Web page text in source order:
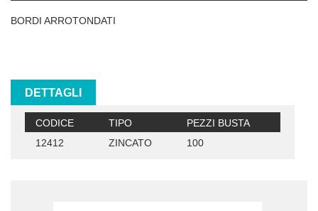
BORDI ARROTONDATI
DETTAGLI
CODICE TIPO
PEZZI BUSTA
12412
ZINCATO 100